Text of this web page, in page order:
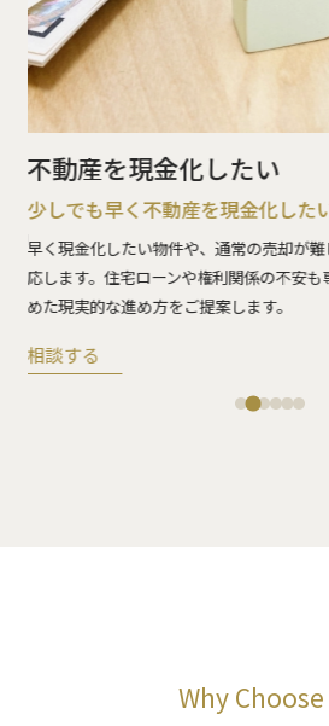
不動産を現金化したい
少しでも早く不動産を現金化した
早く現金化したい物件や、通常の売却が
応します。住宅ローンや権利関係の不安
めた現実的な進め方をご提案します。
相談する
Why Choose